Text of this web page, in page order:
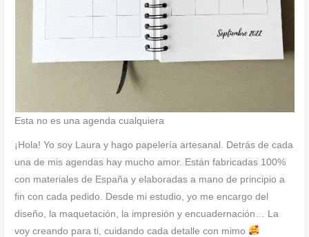
Esta no es una agenda cualquiera
¡Hola! Yo soy Laura y hago papelería artesanal. Detrás de cada
una de mis agendas hay mucho amor. Están fabricadas 100%
con materiales de España y elaboradas a mano de principio a
fin con cada pedido. Desde mi estudio, yo me encargo del
diseño, la maquetación, la impresión y encuadernación… La
voy creando para ti, cuidando cada detalle con mimo